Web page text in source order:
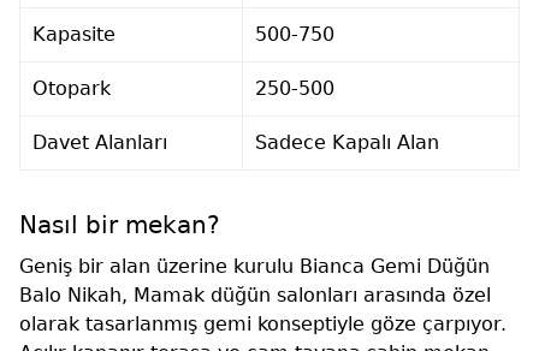
Kapasite 500-750
Otopark 250-500
Davet Alanları Sadece Kapalı Alan
Nasıl bir mekan?
Geniş bir alan üzerine kurulu Bianca Gemi Düğün
Balo Nikah, Mamak düğün salonları arasında özel
olarak tasarlanmış gemi konseptiyle göze çarpıyor.